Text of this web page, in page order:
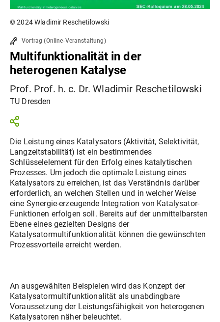
© 2024 Wladimir Reschetilowski
Vortrag (Online-Veranstaltung)
Multifunktionalität in der
heterogenen Katalyse
Prof. Prof. h. c. Dr. Wladimir Reschetilowski
TU Dresden
Die Leistung eines Katalysators (Aktivität, Selektivität,
Langzeitstabilität) ist ein bestimmendes
Schlüsselelement für den Erfolg eines katalytischen
Prozesses. Um jedoch die optimale Leistung eines
Katalysators zu erreichen, ist das Verständnis darüber
erforderlich, an welchen Stellen und in welcher Weise
eine Synergie-erzeugende Integration von Katalysator-
Funktionen erfolgen soll. Bereits auf der unmittelbarsten
Ebene eines gezielten Designs der
Katalysatormultifunktionalität können die gewünschten
Prozessvorteile erreicht werden.
An ausgewählten Beispielen wird das Konzept der
Katalysatormultifunktionalität als unabdingbare
Voraussetzung der Leistungsfähigkeit von heterogenen
Katalysatoren näher beleuchtet.